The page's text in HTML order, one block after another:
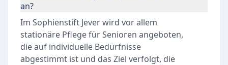
an?
Im Sophienstift Jever wird vor allem
stationäre Pflege für Senioren angeboten,
die auf individuelle Bedürfnisse
abgestimmt ist und das Ziel verfolgt, die